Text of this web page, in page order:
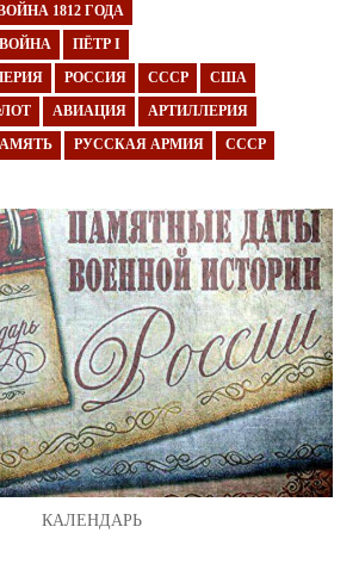
1812 ГОДА
ПЁТР I
РОССИЯ СССР США
АВИАЦИЯ АРТИЛЛЕРИЯ
РУССКАЯ АРМИЯ СССР
КАЛЕНДАРЬ